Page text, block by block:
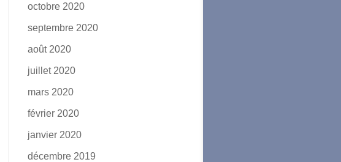
octobre 2020
septembre 2020
août 2020
juillet 2020
mars 2020
février 2020
janvier 2020
décembre 2019